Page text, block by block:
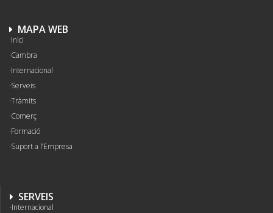
MAPA WEB
Inici
Cambra
Internacional
Serveis
Tràmits
Comerç
Formació
Suport a l’Empresa
SERVEIS
Internacional